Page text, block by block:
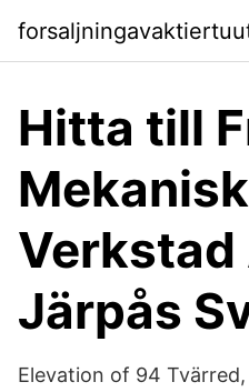
Hitta till
Verkstad
Järpås
Elevation of 94